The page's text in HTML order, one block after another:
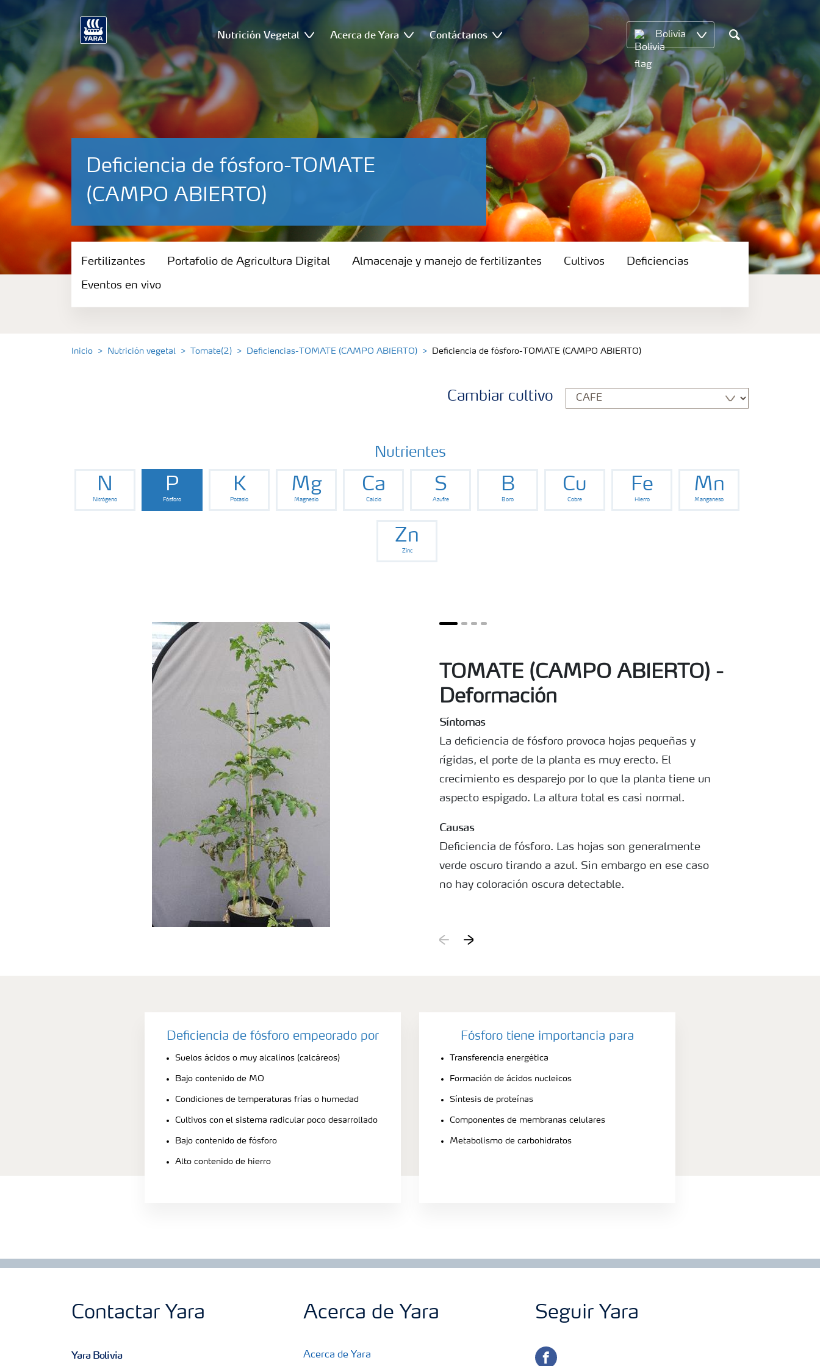
Nutrición Vegetal Acerca de Yara Contáctanos Bolivia
Search
Deficiencia de fósforo-TOMATE
(CAMPO ABIERTO)
Fertilizantes
Portafolio de Agricultura Digital
Fertilizantes Portafolio de Agricultura Digital Almacenaje y manejo de fertilizantes Cultivos Deficiencias
Eventos en vivo
Inicio Nutrición vegetal Tomate(2) Deficiencias-TOMATE (CAMPO ABIERTO) Deficiencia de fósforo-TOMATE (CAMPO ABIERTO)
Cambiar cultivo
Nutrientes
N
Nitrógeno
P
Fósforo
K
Potasio
Mg
Magnesio
Ca
Calcio
S
Azufre
B
Boro
Cu
Cobre
Fe
Hierro
Mn
Manganeso
Zn
Zinc
TOMATE (CAMPO ABIERTO) -
Deformación
Síntomas
La deficiencia de fósforo provoca hojas pequeñas y
rígidas, el porte de la planta es muy erecto. El
crecimiento es desparejo por lo que la planta tiene un
aspecto espigado. La altura total es casi normal.
Causas
Deficiencia de fósforo. Las hojas son generalmente
verde oscuro tirando a azul. Sin embargo en ese caso
no hay coloración oscura detectable.
Deficiencia de fósforo empeorado por
Suelos ácidos o muy alcalinos (calcáreos)
Bajo contenido de MO
Condiciones de temperaturas frías o humedad
Cultivos con el sistema radicular poco desarrollado
Bajo contenido de fósforo
Alto contenido de hierro
Fósforo tiene importancia para
Transferencia energética
Formación de ácidos nucleicos
Síntesis de proteínas
Componentes de membranas celulares
Metabolismo de carbohidratos
Contactar Yara
Yara Bolivia
Acerca de Yara
Acerca de Yara
Seguir Yara
facebook